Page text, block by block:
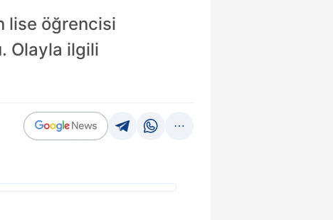
lise öğrencisi
Olayla ilgili